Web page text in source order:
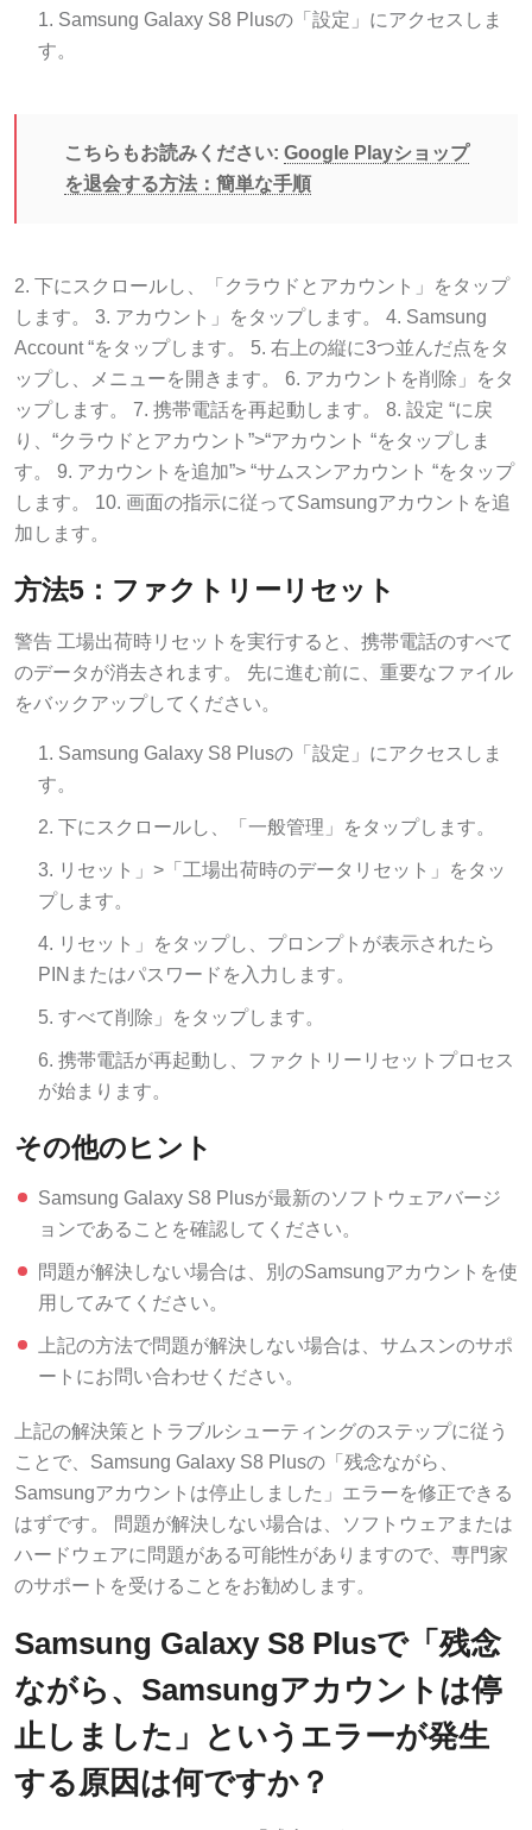
Samsung Galaxy S8 Plusの「設定」にアクセスしま
す。
こちらもお読みください: Google Playショップ
を退会する方法：簡単な手順
2. 下にスクロールし、「クラウドとアカウント」をタップ
します。 3. アカウント」をタップします。 4. Samsung
Account “をタップします。 5. 右上の縦に3つ並んだ点をタ
ップし、メニューを開きます。 6. アカウントを削除」をタ
ップします。 7. 携帯電話を再起動します。 8. 設定 “に戻
り、“クラウドとアカウント”>“アカウント “をタップしま
す。 9. アカウントを追加”> “サムスンアカウント “をタップ
します。 10. 画面の指示に従ってSamsungアカウントを追
加します。
方法5：ファクトリーリセット
警告 工場出荷時リセットを実行すると、携帯電話のすべて
のデータが消去されます。 先に進む前に、重要なファイル
をバックアップしてください。
Samsung Galaxy S8 Plusの「設定」にアクセスしま
す。
下にスクロールし、「一般管理」をタップします。
リセット」>「工場出荷時のデータリセット」をタッ
プします。
リセット」をタップし、プロンプトが表示されたら
PINまたはパスワードを入力します。
すべて削除」をタップします。
携帯電話が再起動し、ファクトリーリセットプロセス
が始まります。
その他のヒント
Samsung Galaxy S8 Plusが最新のソフトウェアバージ
ョンであることを確認してください。
問題が解決しない場合は、別のSamsungアカウントを使
用してみてください。
上記の方法で問題が解決しない場合は、サムスンのサポ
ートにお問い合わせください。
上記の解決策とトラブルシューティングのステップに従う
ことで、Samsung Galaxy S8 Plusの「残念ながら、
Samsungアカウントは停止しました」エラーを修正できる
はずです。 問題が解決しない場合は、ソフトウェアまたは
ハードウェアに問題がある可能性がありますので、専門家
のサポートを受けることをお勧めします。
Samsung Galaxy S8 Plusで「残念
ながら、Samsungアカウントは停
止しました」というエラーが発生
する原因は何ですか？